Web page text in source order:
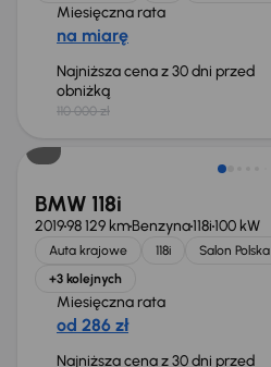
Miesięczna rata
na miarę
Najniższa cena z 30 dni przed
obniżką
110 000 zł
Taniej o 1 000 zł
BMW 118i
201998 129 kmBenzyna118i100 kW
Auta krajowe 118i Salon Polska
+3 kolejnych
Miesięczna rata
od 286 zł
Najniższa cena z 30 dni przed